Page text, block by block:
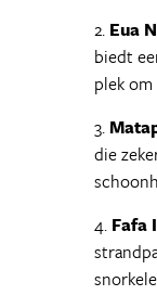
2. Eua
biedt
plek
3.
die
4. Fafa